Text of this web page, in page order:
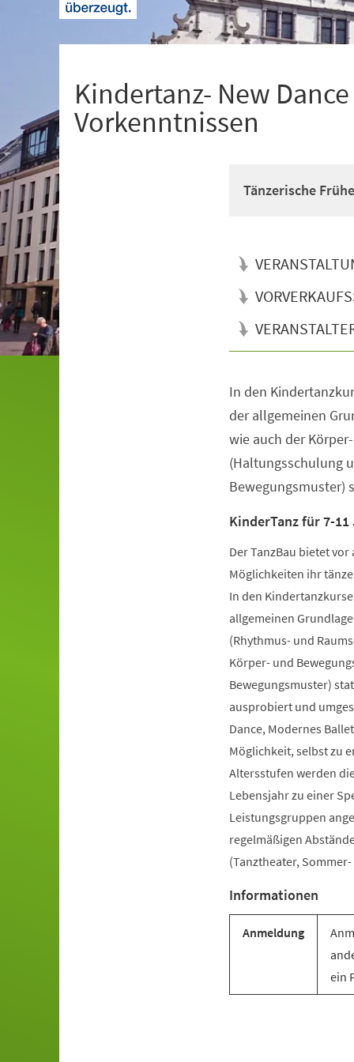
Kindertanz- New
Vorkenntnissen
Tänzerische
In den
der allgemeinen
wie auch der
(Haltungsschulung
Bewegungsmuster)
KinderTanz für 7-
Der TanzBau bietet
Möglichkeiten ihr
In den
allgemeinen
(Rhythmus- und
Körper- und
Bewegungsmuster)
ausprobiert und
Dance, Modernes
Möglichkeit, selbst zu
Altersstufen werden
Lebensjahr zu einer
Leistungsgruppen
regelmäßigen
(Tanztheater,
Informationen
Anmeldung
ein